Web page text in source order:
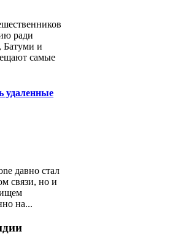
ради
Батуми и
самые
удаленные
давно стал
связи, но и
на...